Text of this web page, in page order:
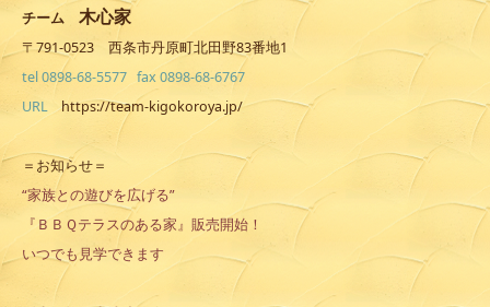
チーム 木心家
〒791-0523 西条市丹原町北田野83番地1
tel 0898-68-5577 fax 0898-68-6767
URLhttps://team-kigokoroya.jp/
＝お知らせ＝
“家族との遊びを広げる”
『ＢＢＱテラスのある家』販売開始！
いつでも見学できます